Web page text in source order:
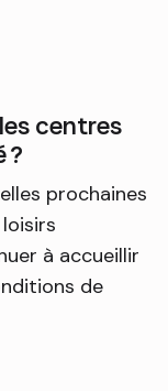
centres
?
prochaines
à accueillir
de